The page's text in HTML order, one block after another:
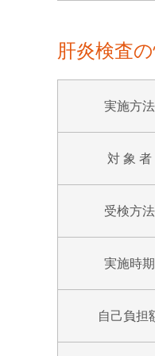
肝炎検査
実施方法
対 象 者
受検方法
実施時期
自己負担